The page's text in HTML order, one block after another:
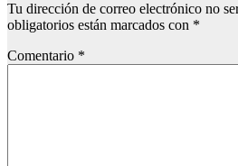
Tu dirección de correo electrónico no
obligatorios están marcados con *
Comentario *